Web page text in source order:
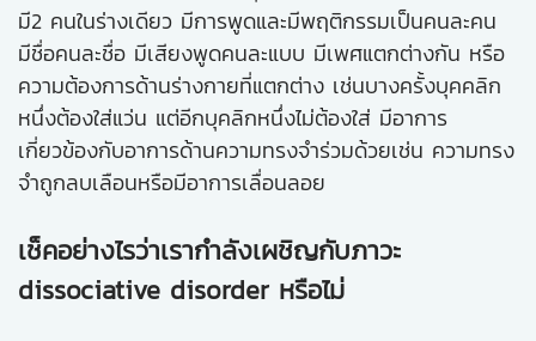
มี2 คนในร่างเดียว มีการพูดและมีพฤติกรรมเป็นคนละคน
มีชื่อคนละชื่อ มีเสียงพูดคนละแบบ มีเพศแตกต่างกัน หรือ
ความต้องการด้านร่างกายที่แตกต่าง เช่นบางครั้งบุคคลิก
หนึ่งต้องใส่แว่น แต่อีกบุคลิกหนึ่งไม่ต้องใส่ มีอาการ
เกี่ยวข้องกับอาการด้านความทรงจำร่วมด้วยเช่น ความทรง
จำถูกลบเลือนหรือมีอาการเลื่อนลอย
เช็คอย่างไรว่าเรากำลังเผชิญกับภาวะ
dissociative disorder หรือไม่